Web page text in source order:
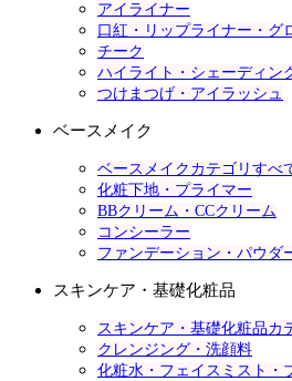
アイライナー
口紅・リップライナー・グ
チーク
ハイライト・シェーディン
つけまつげ・アイラッシュ
ベースメイク
ベースメイクカテゴリすべ
化粧下地・プライマー
BBクリーム・CCクリーム
コンシーラー
ファンデーション・パウダ
スキンケア・基礎化粧品
スキンケア・基礎化粧品カ
クレンジング・洗顔料
化粧水・フェイスミスト・